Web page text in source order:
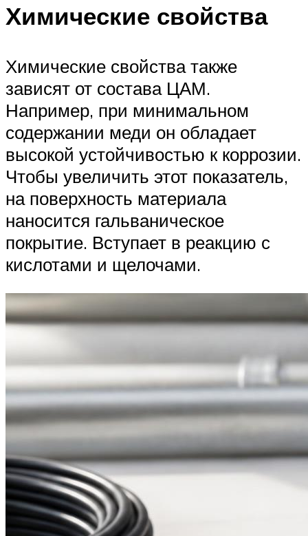
Химические свойства
Химические свойства также
зависят от состава ЦАМ.
Например, при минимальном
содержании меди он обладает
высокой устойчивостью к коррозии.
Чтобы увеличить этот показатель,
на поверхность материала
наносится гальваническое
покрытие. Вступает в реакцию с
кислотами и щелочами.